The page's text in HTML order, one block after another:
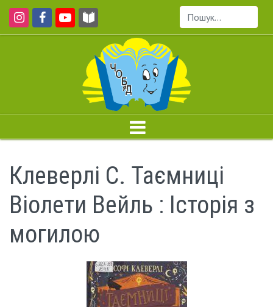
Пошук...
Клеверлі С. Таємниці
Віолети Вейль : Історія з
могилою